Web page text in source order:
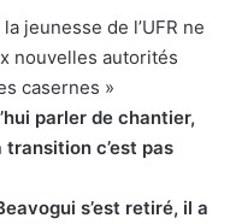
jeunesse de l’UFR ne
nouvelles autorités
casernes »
parler de chantier,
c’est pas
s’est retiré, il a